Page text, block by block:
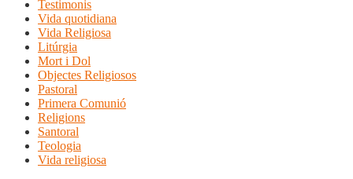
Testimonis
Vida quotidiana
Vida Religiosa
Litúrgia
Mort i Dol
Objectes Religiosos
Pastoral
Primera Comunió
Religions
Santoral
Teologia
Vida religiosa